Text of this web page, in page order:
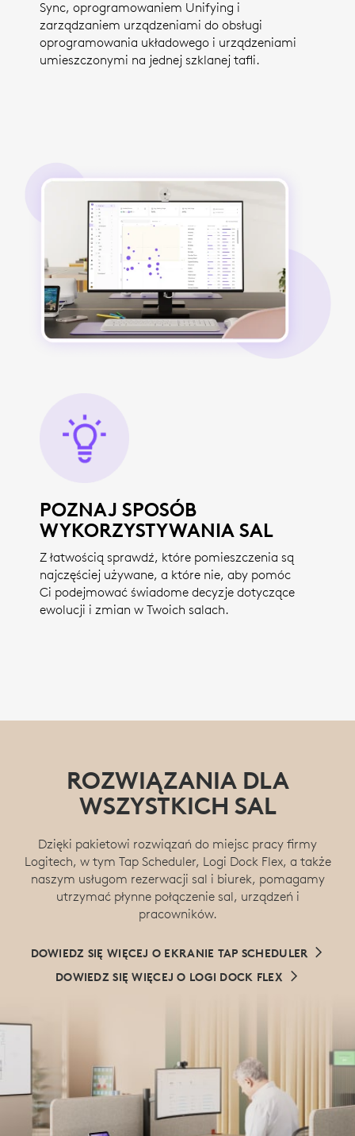
Sync, oprogramowaniem Unifying i
zarządzaniem urządzeniami do obsługi
oprogramowania układowego i urządzeniami
umieszczonymi na jednej szklanej tafli.
POZNAJ SPOSÓB
WYKORZYSTYWANIA SAL
Z łatwością sprawdź, które pomieszczenia są
najczęściej używane, a które nie, aby pomóc
Ci podejmować świadome decyzje dotyczące
ewolucji i zmian w Twoich salach.
ROZWIĄZANIA DLA
WSZYSTKICH SAL
Dzięki pakietowi rozwiązań do miejsc pracy firmy
Logitech, w tym Tap Scheduler, Logi Dock Flex, a także
naszym usługom rezerwacji sal i biurek, pomagamy
utrzymać płynne połączenie sal, urządzeń i
pracowników.
DOWIEDZ SIĘ WIĘCEJ O EKRANIE TAP SCHEDULER
DOWIEDZ SIĘ WIĘCEJ O LOGI DOCK FLEX